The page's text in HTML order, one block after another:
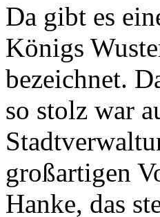
Da gibt es
Königs
bezeichnet.
so stolz war
großartigen
Hanke, das